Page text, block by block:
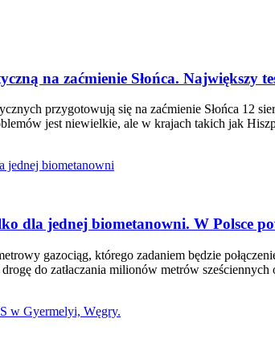
na zaćmienie Słońca. Największy
przygotowują się na zaćmienie Słońca 12
jest niewielkie, ale w krajach takich jak
dla jednej biometanowni. W Polsce
gazociąg, którego zadaniem będzie
do zatłaczania milionów metrów